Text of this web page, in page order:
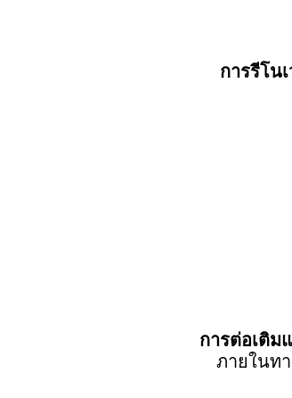
การรีโน
การต่อเติม
ภายในท